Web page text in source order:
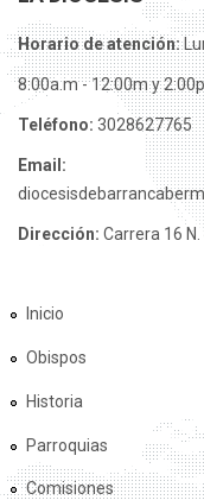
Horario de atención:
8:00a.m - 12:00m y
Teléfono: 3028627765
Email:
Dirección: Carrera 16
Inicio
Obispos
Historia
Parroquias
Comisiones